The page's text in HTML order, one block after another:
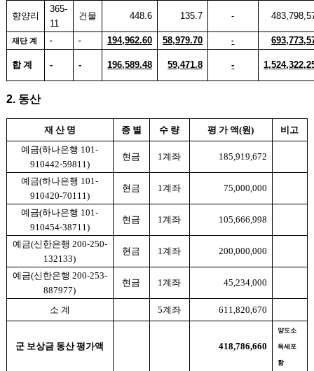
향양리
365-
11
건물 448.6 135.7 -
재단 계 - - 194,962.60 58,979.70 -
합 계 - - 196,589.48 59,471.8 -
2. 동산
재 산 명 종 별 수 량 평 가 액(원)
비고
예금(하나은행 101-
910442-59811)
현금 1계좌 185,919,672
예금(하나은행 101-
910420-70111)
현금 1계좌 75,000,000
예금(하나은행 101-
910454-38711)
현금 1계좌 105,666,998
예금(신한은행 200-250-
132133)
현금 1계좌 200,000,000
예금(신한은행 200-253-
887977)
현금 1계좌 45,234,000
소 계 5계좌 611,820,670
군 보상금 동산 평가액 418,786,660
양도소
득세포
함